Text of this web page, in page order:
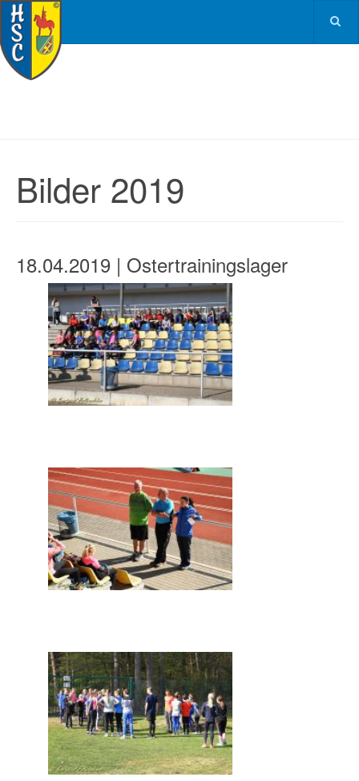
Bilder 2019
18.04.2019 | Ostertrainingslager